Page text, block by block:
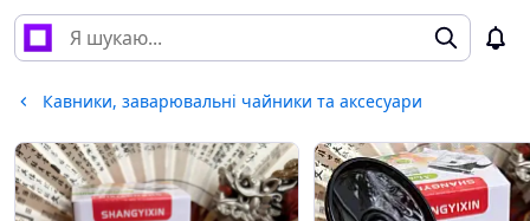
Кавники, заварювальні чайники та аксесуари